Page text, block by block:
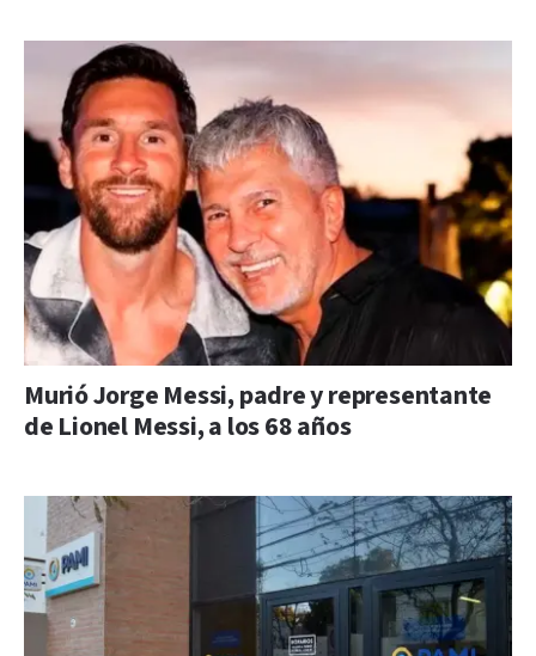
Murió Jorge Messi, padre y representante
de Lionel Messi, a los 68 años